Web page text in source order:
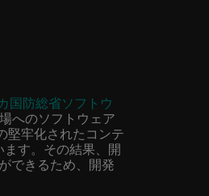
国防総省ソフトウ
へのソフトウェア
堅牢化されたコンテ
す。その結果、開
できるため、開発